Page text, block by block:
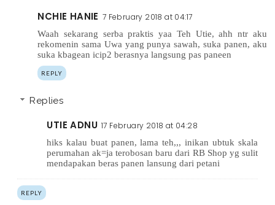
NCHIE HANIE 7 February 2018 at 04:17
Waah sekarang serba praktis yaa Teh Utie, ahh ntr aku
rekomenin sama Uwa yang punya sawah, suka panen, aku
suka kbagean icip2 berasnya langsung pas paneen
REPLY
Replies
UTIE ADNU 17 February 2018 at 04:28
hiks kalau buat panen, lama teh,,, inikan ubtuk skala
perumahan ak=ja terobosan baru dari RB Shop yg sulit
mendapakan beras panen lansung dari petani
REPLY